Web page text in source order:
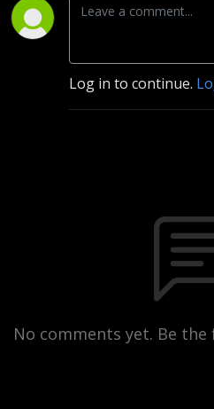
Log in to continue.
No comments yet. Be